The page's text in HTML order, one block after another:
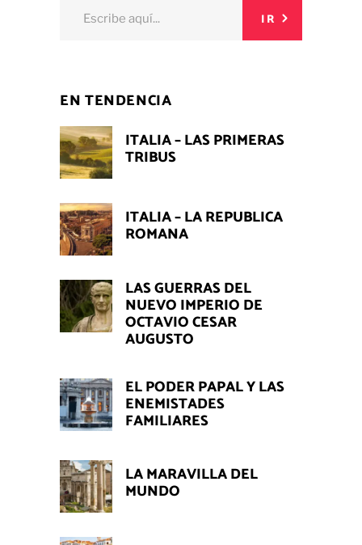
IR
EN TENDENCIA
ITALIA – LAS PRIMERAS
TRIBUS
ITALIA – LA REPUBLICA
ROMANA
LAS GUERRAS DEL
NUEVO IMPERIO DE
OCTAVIO CESAR
AUGUSTO
EL PODER PAPAL Y LAS
ENEMISTADES
FAMILIARES
LA MARAVILLA DEL
MUNDO